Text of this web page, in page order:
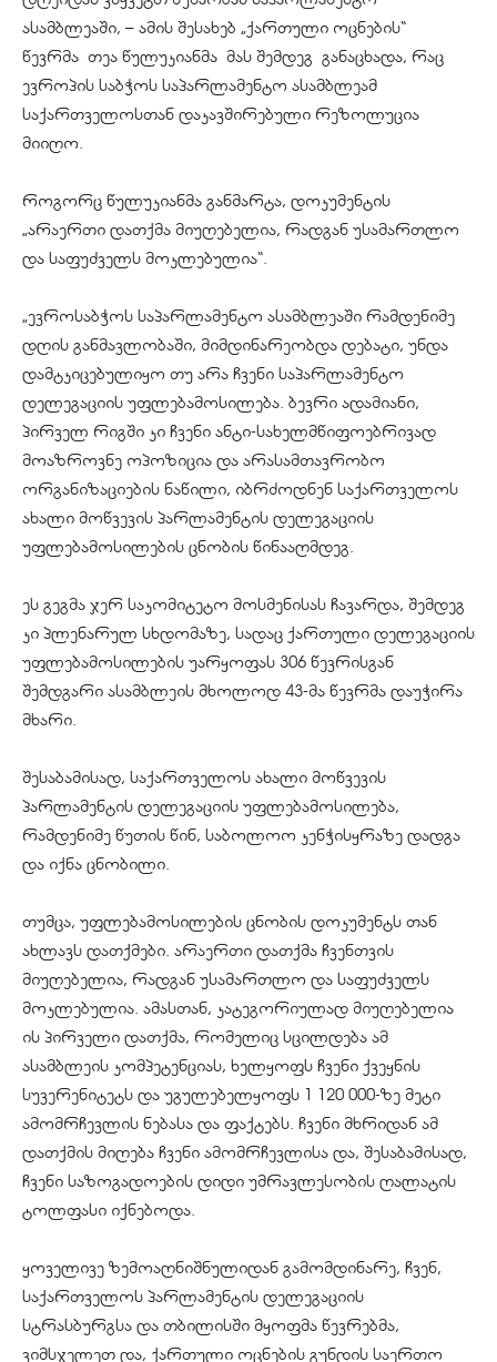
ასამბლეაში, – ამის შესახებ „ქართული ოცნების“
წევრმა თეა წულუკიანმა მას შემდეგ განაცხადა, რაც
ევროპის საბჭოს საპარლამენტო ასამბლეამ
საქართველოსთან დაკავშირებული რეზოლუცია
მიიღო.
როგორც წულუკიანმა განმარტა, დოკუმენტის
„არაერთი დათქმა მიუღებელია, რადგან უსამართლო
და საფუძველს მოკლებულია“.
„ევროსაბჭოს საპარლამენტო ასამბლეაში რამდენიმე
დღის განმავლობაში, მიმდინარეობდა დებატი, უნდა
დამტკიცებულიყო თუ არა ჩვენი საპარლამენტო
დელეგაციის უფლებამოსილება. ბევრი ადამიანი,
პირველ რიგში კი ჩვენი ანტი-სახელმწიფოებრივად
მოაზროვნე ოპოზიცია და არასამთავრობო
ორგანიზაციების ნაწილი, იბრძოდნენ საქართველოს
ახალი მოწვევის პარლამენტის დელეგაციის
უფლებამოსილების ცნობის წინააღმდეგ.
ეს გეგმა ჯერ საკომიტეტო მოსმენისას ჩავარდა, შემდეგ
კი პლენარულ სხდომაზე, სადაც ქართული დელეგაციის
უფლებამოსილების უარყოფას 306 წევრისგან
შემდგარი ასამბლეის მხოლოდ 43-მა წევრმა დაუჭირა
მხარი.
შესაბამისად, საქართველოს ახალი მოწვევის
პარლამენტის დელეგაციის უფლებამოსილება,
რამდენიმე წუთის წინ, საბოლოო კენჭისყრაზე დადგა
და იქნა ცნობილი.
თუმცა, უფლებამოსილების ცნობის დოკუმენტს თან
ახლავს დათქმები. არაერთი დათქმა ჩვენთვის
მიუღებელია, რადგან უსამართლო და საფუძველს
მოკლებულია. ამასთან, კატეგორიულად მიუღებელია
ის პირველი დათქმა, რომელიც სცილდება ამ
ასამბლეის კომპეტენციას, ხელყოფს ჩვენი ქვეყნის
სუვერენიტეტს და უგულებელყოფს 1 120 000-ზე მეტი
ამომრჩევლის ნებასა და ფაქტებს. ჩვენი მხრიდან ამ
დათქმის მიღება ჩვენი ამომრჩევლისა და, შესაბამისად,
ჩვენი საზოგადოების დიდი უმრავლესობის ღალატის
ტოლფასი იქნებოდა.
ყოველივე ზემოაღნიშნულიდან გამომდინარე, ჩვენ,
საქართველოს პარლამენტის დელეგაციის
სტრასბურგსა და თბილისში მყოფმა წევრებმა,
ვიმსჯელეთ და, ქართული ოცნების გუნდის საერთო